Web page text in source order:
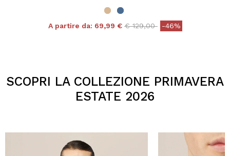
A partire da: 69,99 € Price reduced from
€ 129,00to-46%
SCOPRI LA COLLEZIONE PRIMAVERA
ESTATE 2026